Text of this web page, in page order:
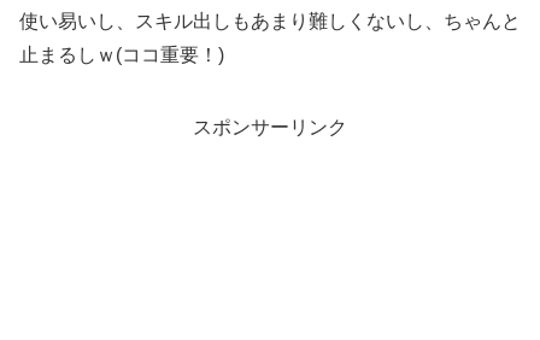
使い易いし、スキル出しもあまり難しくないし、ちゃんと
止まるしｗ(ココ重要！)
スポンサーリンク